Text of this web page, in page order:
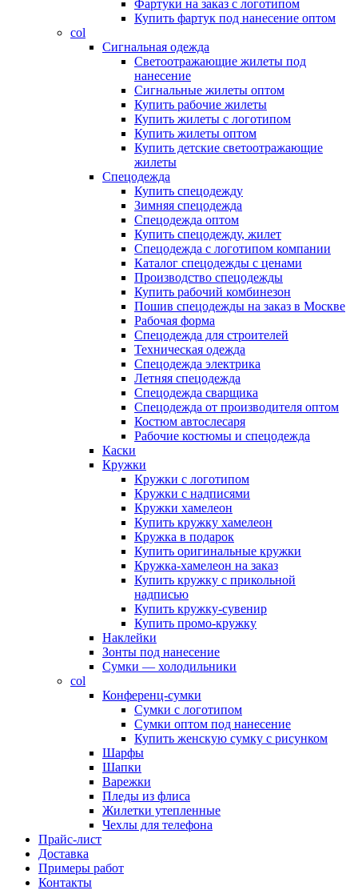
Фартуки на заказ с логотипом
Купить фартук под нанесение оптом
col
Сигнальная одежда
Светоотражающие жилеты под
нанесение
Сигнальные жилеты оптом
Купить рабочие жилеты
Купить жилеты с логотипом
Купить жилеты оптом
Купить детские светоотражающие
жилеты
Спецодежда
Купить спецодежду
Зимняя спецодежда
Спецодежда оптом
Купить спецодежду, жилет
Спецодежда с логотипом компании
Каталог спецодежды с ценами
Производство спецодежды
Купить рабочий комбинезон
Пошив спецодежды на заказ в Москве
Рабочая форма
Спецодежда для строителей
Техническая одежда
Спецодежда электрика
Летняя спецодежда
Спецодежда сварщика
Спецодежда от производителя оптом
Костюм автослесаря
Рабочие костюмы и спецодежда
Каски
Кружки
Кружки с логотипом
Кружки с надписями
Кружки хамелеон
Купить кружку хамелеон
Кружка в подарок
Купить оригинальные кружки
Кружка-хамелеон на заказ
Купить кружку с прикольной
надписью
Купить кружку-сувенир
Купить промо-кружку
Наклейки
Зонты под нанесение
Сумки — холодильники
col
Конференц-сумки
Сумки с логотипом
Сумки оптом под нанесение
Купить женскую сумку с рисунком
Шарфы
Шапки
Варежки
Пледы из флиса
Жилетки утепленные
Чехлы для телефона
Прайс-лист
Доставка
Примеры работ
Контакты